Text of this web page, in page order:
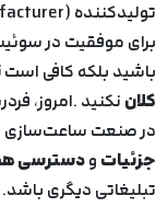
باشید بلکه کافی است
کلاننکنید .امروز،
در صنعت ساعت‌سازی
جزئیاتودسترسی
تبلیغاتی دیگری باشد.